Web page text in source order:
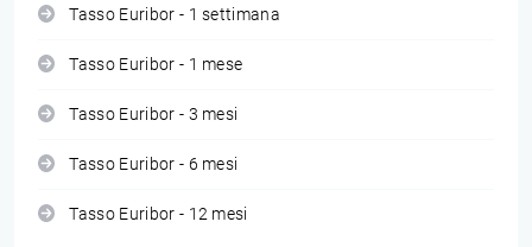
Tasso Euribor - 1 settimana
Tasso Euribor - 1 mese
Tasso Euribor - 3 mesi
Tasso Euribor - 6 mesi
Tasso Euribor - 12 mesi